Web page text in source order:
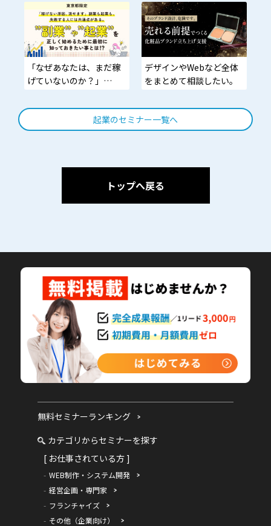
格安SIM＋ソフトバンクエ
アの二枚看板。小さく始
めて、大きく積み上げ
る。
中古一式約15万〜・新品
30万弱／並売可・ロイヤ
リティ0・ノルマ無
「なぜあなたは、まだ稼
げていないのか？」
く“順番”です
デザインやWebなど全体
をまとめて相談したい。
起業のセミナー一覧へ
トップへ戻る
無料セミナーランキング
カテゴリからセミナーを探す
[ お仕事されている方 ]
WEB制作・システム開発
経営企画・専門家
フランチャイズ
その他（企業向け）